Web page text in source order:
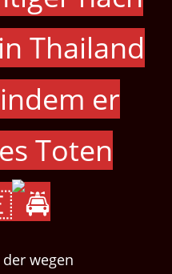
Thailand
er
Toten
wegen